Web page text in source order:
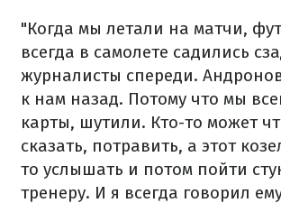
"Когда мы летали на матчи,
всегда в самолете садились
журналисты спереди.
к нам назад. Потому что мы
карты, шутили. Кто-то может
сказать, потравить, а этот
то услышать и потом пойти
тренеру. И я всегда говорил